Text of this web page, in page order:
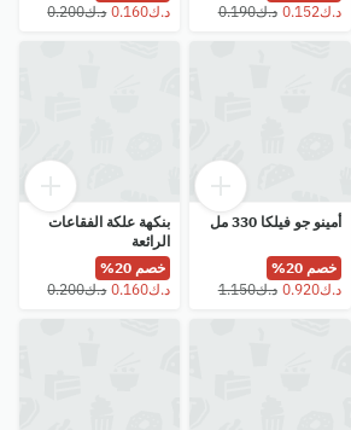
⁦د.ك0.152⁩
⁦د.ك0.190⁩ ⁦د.ك0.200⁩
أمينو جو فيلكا 330 مل
خصم 20%
⁦د.ك0.920⁩
⁦د.ك1.150⁩
بنكهة علكة الفقاعات
الرائعة
خصم 20%
⁦د.ك0.200⁩